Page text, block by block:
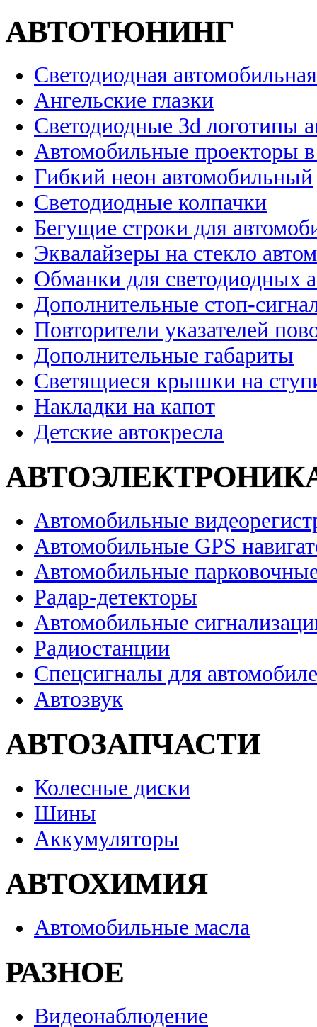
АВТОТЮНИНГ
Светодиодная
Ангельские глазки
Светодиодные 3d логотипы
Автомобильные проекторы
Гибкий неон автомобильный
Светодиодные колпачки
Бегущие строки для
Эквалайзеры на стекло
Обманки для светодиодных
Дополнительные стоп-
Повторители указателей
Дополнительные габариты
Светящиеся крышки на
Накладки на капот
Детские автокресла
Автомобильные
Автомобильные GPS
Автомобильные
Радар-детекторы
Автомобильные
Радиостанции
Спецсигналы для
Автозвук
АВТОЗАПЧАСТИ
Колесные диски
Шины
Аккумуляторы
АВТОХИМИЯ
Автомобильные масла
РАЗНОЕ
Видеонаблюдение